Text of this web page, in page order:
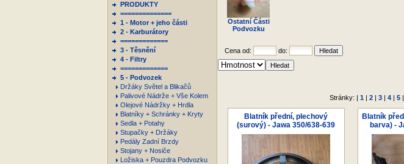
PRODUKTY
==============
1 - Motor + jeho části
2 - Karburátory
=============
3 - Těsnění
4 - Filtry
=============
5 - Podvozek
Držáky Světel a Blikačů
Palivové Nádrže + Vše Kolem
Olejové Nádržky + Hrdla
Blatníky + Schránky + Kryty
Sedla + Potahy
Stupačky + Držáky
Pedály Zadní Brzdy
Stojany + Nosiče
Ložiska + Pouzdra Podvozku
Ostatní Části
Podvozku
Cena od: do:
Stránky: | 1| 2| 3| 4| 5|
Blatník přední, plechový
(surový) - Jawa 350/638-639
Blatník
barva) -